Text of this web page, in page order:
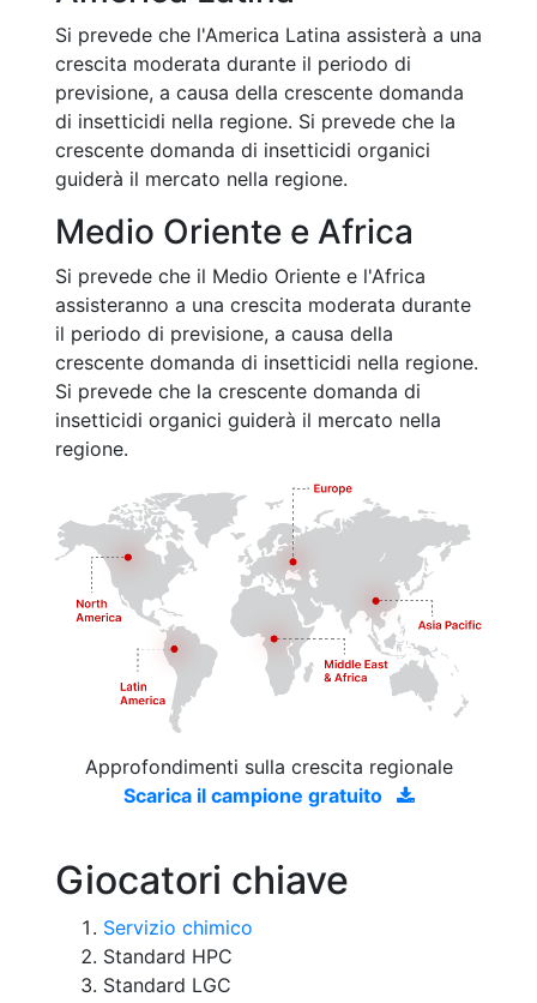
Si prevede che l'America Latina assisterà a una
crescita moderata durante il periodo di
previsione, a causa della crescente domanda
di insetticidi nella regione. Si prevede che la
crescente domanda di insetticidi organici
guiderà il mercato nella regione.
Medio Oriente e Africa
Si prevede che il Medio Oriente e l'Africa
assisteranno a una crescita moderata durante
il periodo di previsione, a causa della
crescente domanda di insetticidi nella regione.
Si prevede che la crescente domanda di
insetticidi organici guiderà il mercato nella
regione.
Approfondimenti sulla crescita regionale
Scarica il campione gratuito
Giocatori chiave
Servizio chimico
Standard HPC
Standard LGC